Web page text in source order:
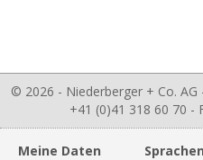
© 2026 - Niederberger + Co.
+41 (0)41 318 60 70 -
Meine Daten
Sprachen